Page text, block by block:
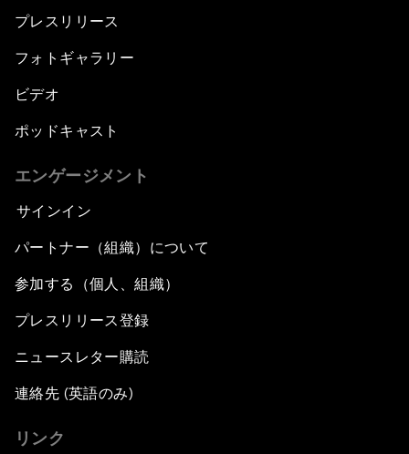
プレスリリース
フォトギャラリー
ビデオ
ポッドキャスト
エンゲージメント
サインイン
パートナー（組織）について
参加する（個人、組織）
プレスリリース登録
ニュースレター購読
連絡先 (英語のみ)
リンク